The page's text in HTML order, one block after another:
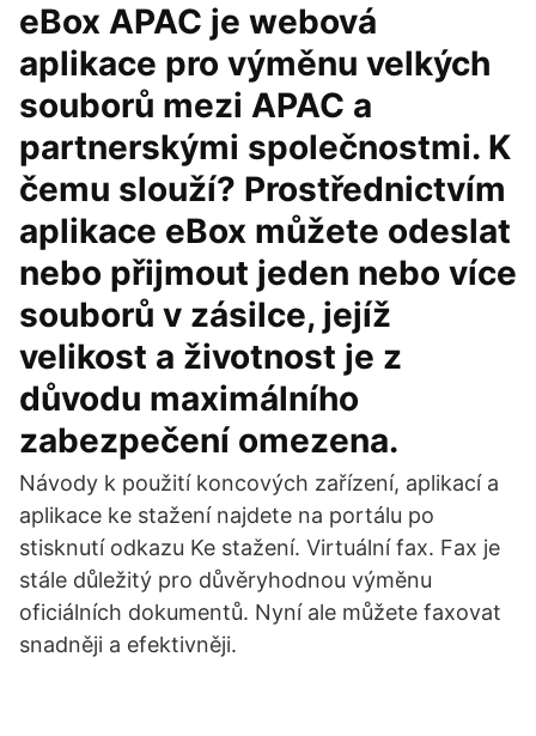
eBox APAC je webová
aplikace pro výměnu velkých
souborů mezi APAC a
partnerskými společnostmi. K
čemu slouží? Prostřednictvím
aplikace eBox můžete odeslat
nebo přijmout jeden nebo více
souborů v zásilce, jejíž
velikost a životnost je z
důvodu maximálního
zabezpečení omezena.
Návody k použití koncových zařízení, aplikací a
aplikace ke stažení najdete na portálu po
stisknutí odkazu Ke stažení. Virtuální fax. Fax je
stále důležitý pro důvěryhodnou výměnu
oficiálních dokumentů. Nyní ale můžete faxovat
snadněji a efektivněji.